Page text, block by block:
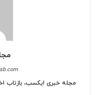
مجله خبری ایکسب، بازتاب